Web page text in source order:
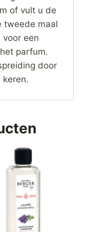
of vult u de
tweede maal
voor een
parfum.
door
keren.